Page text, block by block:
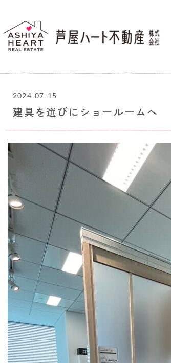
2024-07-15
建具を選びにショールームへ